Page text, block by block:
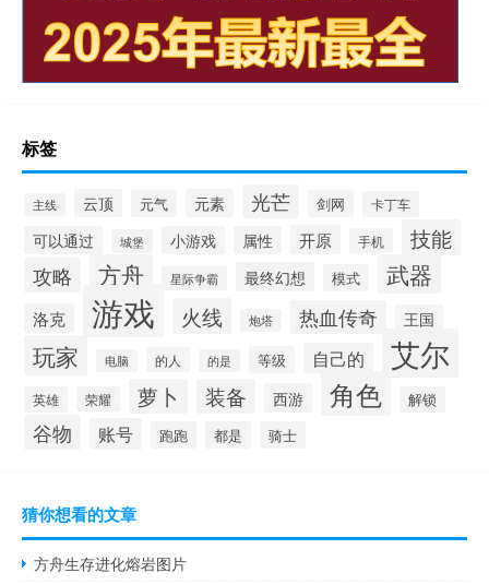
标签
主线 云顶 元气 元素 光芒 剑网 卡丁车
可以通过 城堡 小游戏 属性 开原 手机 技能
攻略 方舟 星际争霸 最终幻想 模式 武器
洛克 游戏 火线 炮塔 热血传奇 王国
玩家 电脑 的人 的是 等级 自己的 艾尔
英雄 荣耀 萝卜 装备 西游 角色 解锁
谷物 账号 跑跑 都是 骑士
猜你想看的文章
方舟生存进化熔岩图片